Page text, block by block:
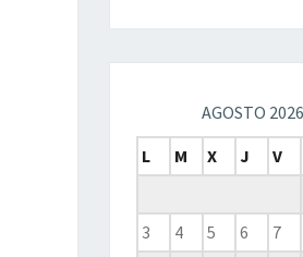
AGOSTO 2026
L
M X J V
3
4 5 6 7